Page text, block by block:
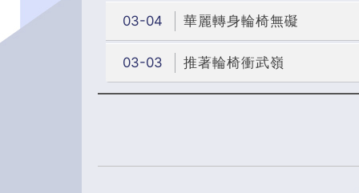
03-04 華麗轉身輪椅無礙
03-03 推著輪椅衝武嶺